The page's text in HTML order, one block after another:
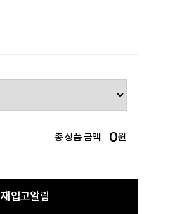
총 상품 금액 0원
재입고알림